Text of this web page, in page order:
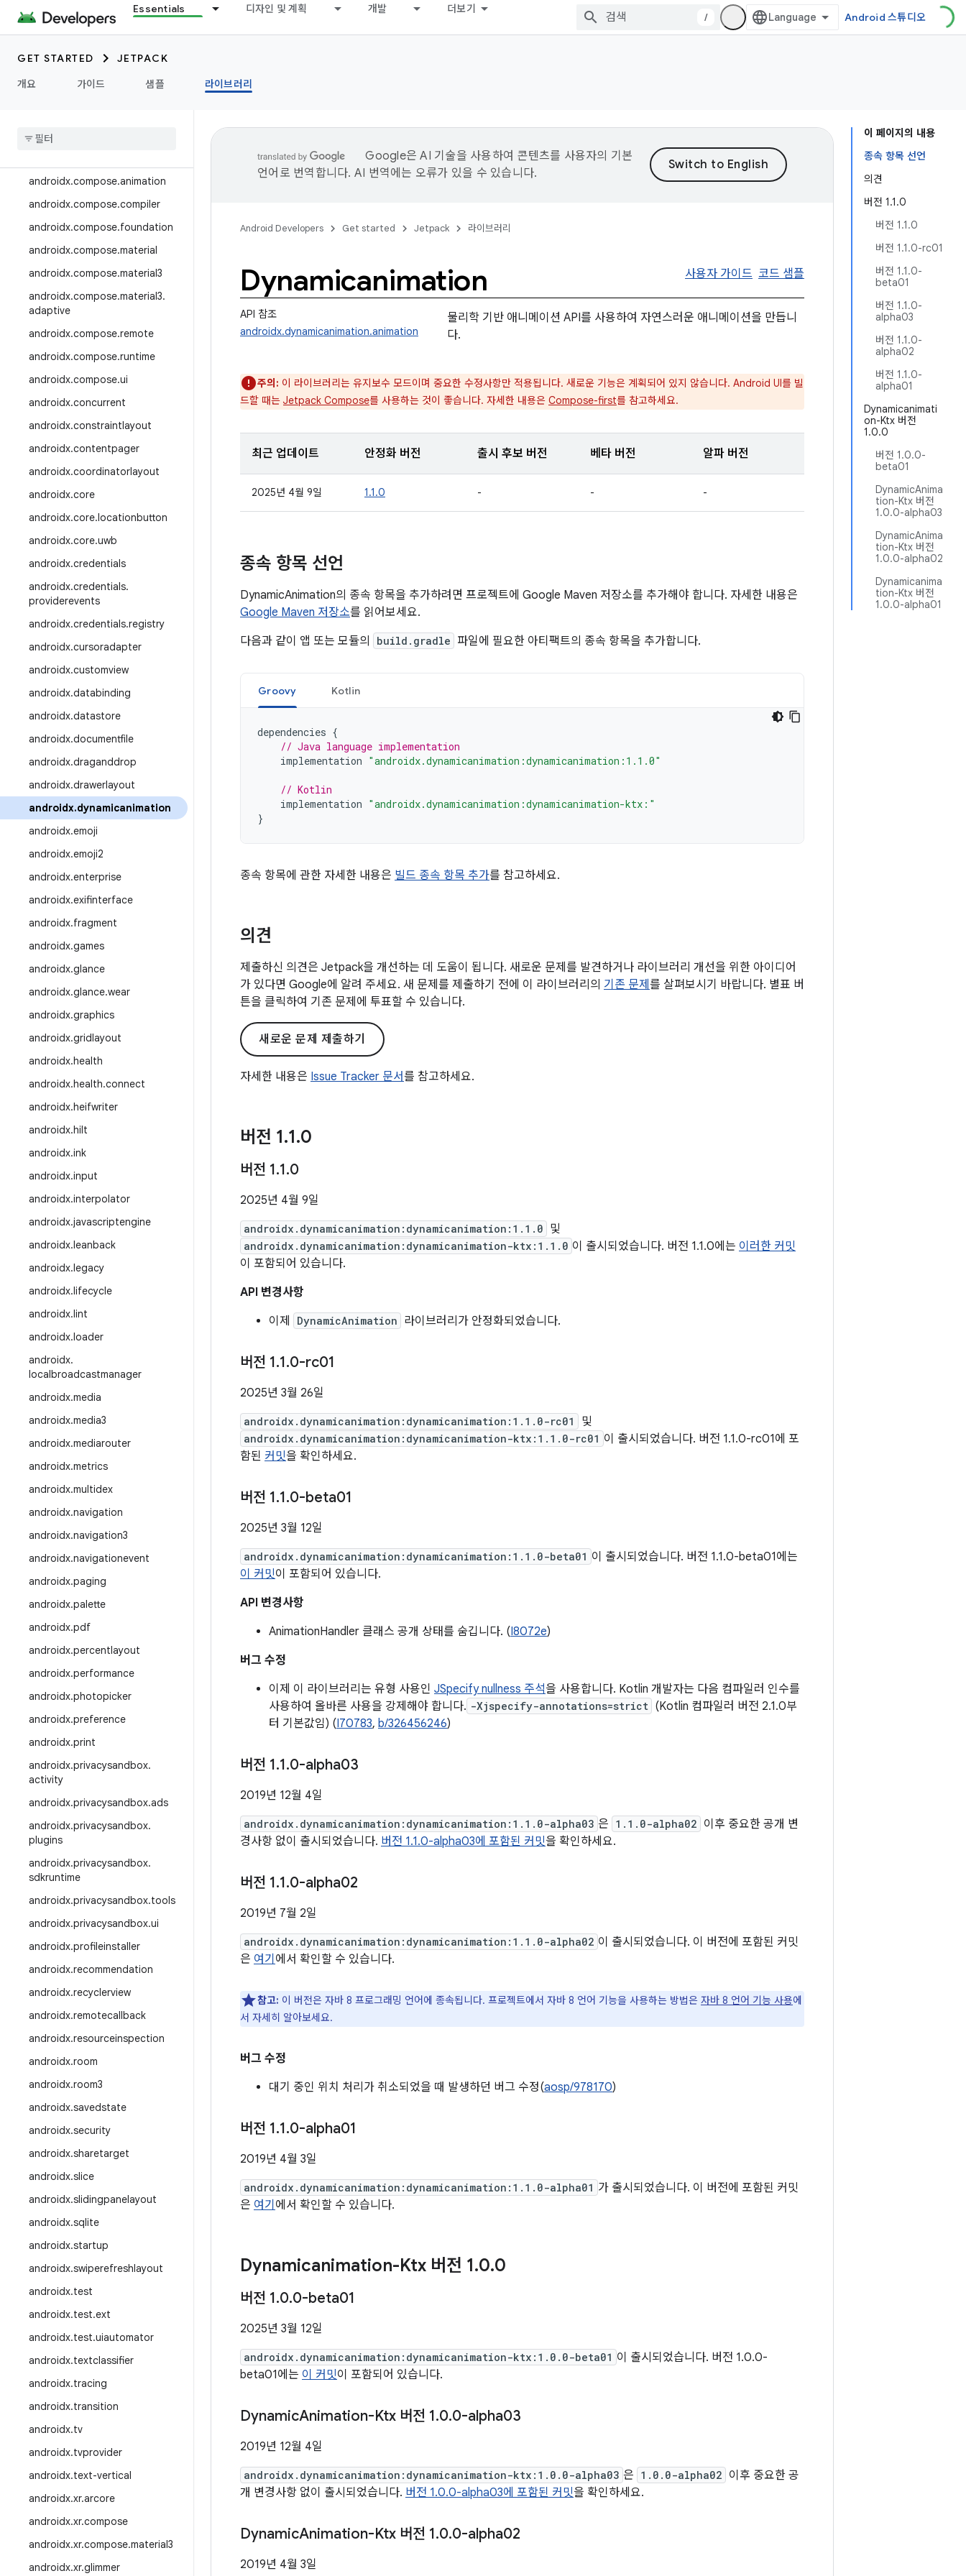
Essentials 디자인 및 계획 개발 더보기
/ Android 스튜디오
GET STARTED
JETPACK
개요
가이드 샘플 라이브러리
androidx.camera.media3
androidx.car
androidx.car.app
androidx
androidx.compose.animation
androidx.compose.compiler
androidx.compose.foundation
androidx.compose.material
androidx.compose.material3
androidx.compose.material3.
adaptive
androidx.compose.remote
androidx.compose.runtime
androidx.compose.ui
androidx.concurrent
androidx.constraintlayout
androidx.contentpager
androidx.coordinatorlayout
androidx.core
androidx.core.locationbutton
androidx.core.uwb
androidx.credentials
androidx.credentials.
providerevents
androidx.credentials.registry
androidx.cursoradapter
androidx.customview
androidx.databinding
androidx.datastore
androidx.documentfile
androidx.draganddrop
androidx.drawerlayout
androidx.dynamicanimation
androidx.emoji
androidx.emoji2
androidx.enterprise
androidx.exifinterface
androidx.fragment
androidx.games
androidx.glance
androidx.glance.wear
androidx.graphics
androidx.gridlayout
androidx.health
androidx.health.connect
androidx.heifwriter
androidx.hilt
androidx.ink
androidx.input
androidx.interpolator
androidx.javascriptengine
androidx.leanback
androidx.legacy
androidx.lifecycle
androidx.lint
androidx.loader
androidx.
localbroadcastmanager
androidx.media
androidx.media3
androidx.mediarouter
androidx.metrics
androidx.multidex
androidx.navigation
androidx.navigation3
androidx.navigationevent
androidx.paging
androidx.palette
androidx.pdf
androidx.percentlayout
androidx.performance
androidx.photopicker
androidx.preference
androidx.print
androidx.privacysandbox.
activity
androidx.privacysandbox.ads
androidx.privacysandbox.
plugins
androidx.privacysandbox.
sdkruntime
androidx.privacysandbox.tools
androidx.privacysandbox.ui
androidx.profileinstaller
androidx.recommendation
androidx.recyclerview
androidx.remotecallback
androidx.resourceinspection
androidx.room
androidx.room3
androidx.savedstate
androidx.security
androidx.sharetarget
androidx.slice
androidx.slidingpanelayout
androidx.sqlite
androidx.startup
androidx.swiperefreshlayout
androidx.test
androidx.test.ext
androidx.test.uiautomator
androidx.textclassifier
androidx.tracing
androidx.transition
androidx.tv
androidx.tvprovider
androidx.text-vertical
androidx.xr.arcore
androidx.xr.compose
androidx.xr.compose.material3
androidx.xr.glimmer
이 페이지의 내용
종속 항목 선언
의견
버전 1.1.0
버전 1.1.0
버전 1.1.0-rc01
버전 1.1.0-
beta01
버전 1.1.0-
alpha03
버전 1.1.0-
alpha02
버전 1.1.0-
alpha01
Dynamicanimati
on-Ktx 버전
1.0.0
버전 1.0.0-
beta01
DynamicAnima
tion-Ktx 버전
1.0.0-alpha03
DynamicAnima
tion-Ktx 버전
1.0.0-alpha02
Dynamicanima
tion-Ktx 버전
1.0.0-alpha01
Google은 AI 기술을 사용하여 콘텐츠를 사용자의 기본
언어로 번역합니다. AI 번역에는 오류가 있을 수 있습니다.
Android Developers Get started Jetpack 라이브러리
Dynamicanimation 사용자 가이드 코드 샘플
API 참조
androidx.dynamicanimation.animation
물리학 기반 애니메이션 API를 사용하여 자연스러운 애니메이션을 만듭니
다.
주의: 이 라이브러리는 유지보수 모드이며 중요한 수정사항만 적용됩니다. 새로운 기능은 계획되어 있지 않습니다. Android UI를 빌
드할 때는 Jetpack Compose를 사용하는 것이 좋습니다. 자세한 내용은 Compose-first를 참고하세요.
최근 업데이트 안정화 버전 출시 후보 버전 베타 버전 알파 버전
2025년 4월 9일 1.1.0 - - -
종속 항목 선언
DynamicAnimation의 종속 항목을 추가하려면 프로젝트에 Google Maven 저장소를 추가해야 합니다. 자세한 내용은
Google Maven 저장소를 읽어보세요.
다음과 같이 앱 또는 모듈의
build.gradle 파일에 필요한 아티팩트의 종속 항목을 추가합니다.
Groovy Kotlin
dependencies {
// Java language implementation
implementation "androidx.dynamicanimation:dynamicanimation:1.1.0"
// Kotlin
implementation "androidx.dynamicanimation:dynamicanimation-ktx:"
}
종속 항목에 관한 자세한 내용은 빌드 종속 항목 추가를 참고하세요.
의견
제출하신 의견은 Jetpack을 개선하는 데 도움이 됩니다. 새로운 문제를 발견하거나 라이브러리 개선을 위한 아이디어
가 있다면 Google에 알려 주세요. 새 문제를 제출하기 전에 이 라이브러리의 기존 문제 를 살펴보시기 바랍니다. 별표 버
튼을 클릭하여 기존 문제에 투표할 수 있습니다.
새로운 문제 제출하기
자세한 내용은 Issue Tracker 문서를 참고하세요.
버전 1.1.0
버전 1.1.0
2025년 4월 9일
androidx.dynamicanimation:dynamicanimation:1.1.0 및
androidx.dynamicanimation:dynamicanimation-ktx:1.1.0 이 출시되었습니다. 버전 1.1.0에는 이러한 커밋
이 포함되어 있습니다.
API 변경사항
이제
DynamicAnimation 라이브러리가 안정화되었습니다.
버전 1.1.0-rc01
2025년 3월 26일
androidx.dynamicanimation:dynamicanimation:1.1.0-rc01 및
androidx.dynamicanimation:dynamicanimation-ktx:1.1.0-rc01 이 출시되었습니다. 버전 1.1.0-rc01에 포
함된 커밋을 확인하세요.
버전 1.1.0-beta01
2025년 3월 12일
androidx.dynamicanimation:dynamicanimation:1.1.0-beta01 이 출시되었습니다. 버전 1.1.0-beta01에는
이 커밋이 포함되어 있습니다.
API 변경사항
AnimationHandler 클래스 공개 상태를 숨깁니다. (I8072e)
버그 수정
이제 이 라이브러리는 유형 사용인 JSpecify nullness 주석을 사용합니다. Kotlin 개발자는 다음 컴파일러 인수를
사용하여 올바른 사용을 강제해야 합니다. -Xjspecify-annotations=strict (Kotlin 컴파일러 버전 2.1.0부
터 기본값임) (I70783, b/326456246)
버전 1.1.0-alpha03
2019년 12월 4일
androidx.dynamicanimation:dynamicanimation:1.1.0-alpha03 은 1.1.0-alpha02 이후 중요한 공개 변
경사항 없이 출시되었습니다. 버전 1.1.0-alpha03에 포함된 커밋을 확인하세요.
버전 1.1.0-alpha02
2019년 7월 2일
androidx.dynamicanimation:dynamicanimation:1.1.0-alpha02 이 출시되었습니다. 이 버전에 포함된 커밋
은 여기 에서 확인할 수 있습니다.
참고: 이 버전은 자바 8 프로그래밍 언어에 종속됩니다. 프로젝트에서 자바 8 언어 기능을 사용하는 방법은 자바 8 언어 기능 사용에
서 자세히 알아보세요.
버그 수정
대기 중인 위치 처리가 취소되었을 때 발생하던 버그 수정(aosp/978170)
버전 1.1.0-alpha01
2019년 4월 3일
androidx.dynamicanimation:dynamicanimation:1.1.0-alpha01 가 출시되었습니다. 이 버전에 포함된 커밋
은 여기 에서 확인할 수 있습니다.
Dynamicanimation-Ktx 버전 1.0.0
버전 1.0.0-beta01
2025년 3월 12일
androidx.dynamicanimation:dynamicanimation-ktx:1.0.0-beta01 이 출시되었습니다. 버전 1.0.0-
beta01에는 이 커밋이 포함되어 있습니다.
DynamicAnimation-Ktx 버전 1.0.0-alpha03
2019년 12월 4일
androidx.dynamicanimation:dynamicanimation-ktx:1.0.0-alpha03 은 1.0.0-alpha02 이후 중요한 공
개 변경사항 없이 출시되었습니다. 버전 1.0.0-alpha03에 포함된 커밋을 확인하세요.
DynamicAnimation-Ktx 버전 1.0.0-alpha02
2019년 4월 3일